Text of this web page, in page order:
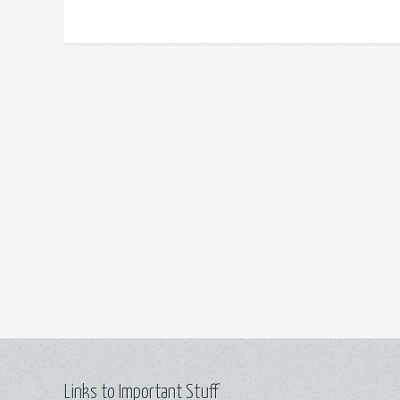
Links to Important Stuff